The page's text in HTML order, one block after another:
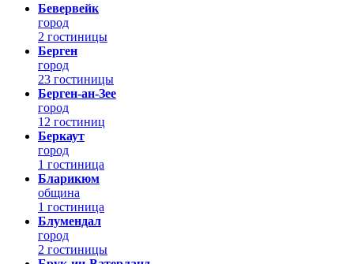
Бевервейк
город
2 гостиницы
Берген
город
23 гостиницы
Берген-ан-Зее
город
12 гостиниц
Беркаут
город
1 гостиница
Бларикюм
община
1 гостиница
Блумендал
город
2 гостиницы